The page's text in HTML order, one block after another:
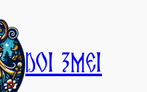
Doi Zmei